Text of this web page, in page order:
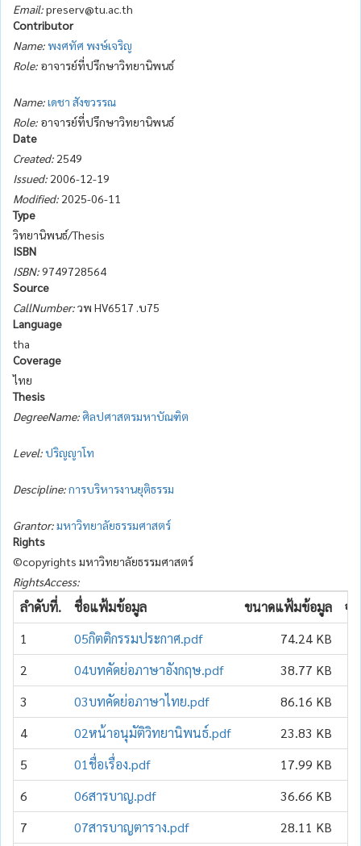
Email:preserv@tu.ac.th
Contributor
Name:พงศทัศ พงษ์เจริญ
Role: อาจารย์ที่ปรึกษาวิทยานิพนธ์
Name:เดชา สังขวรรณ
Role: อาจารย์ที่ปรึกษาวิทยานิพนธ์
Date
Created: 2549
Issued: 2006-12-19
Modified: 2025-06-11
Type
วิทยานิพนธ์/Thesis
ISBN
ISBN:9749728564
Source
CallNumber:วพ HV6517 .บ75
Language
tha
Coverage
ไทย
Thesis
DegreeName: ศิลปศาสตรมหาบัณฑิต
Level:ปริญญาโท
Descipline:การบริหารงานยุติธรรม
Grantor:มหาวิทยาลัยธรรมศาสตร์
Rights
©copyrights มหาวิทยาลัยธรรมศาสตร์
RightsAccess:
ลำดับที่. ชื่อแฟ้มข้อมูล ขนาดแฟ้มข้อมูล
จ
1
05กิตติกรรมประกาศ.pdf
74.24 KB
2
04บทคัดย่อภาษาอังกฤษ.pdf
38.77 KB
3
03บทคัดย่อภาษาไทย.pdf
86.16 KB
4
02หน้าอนุมัติวิทยานิพนธ์.pdf
23.83 KB
5
01ชื่อเรื่อง.pdf
17.99 KB
6
06สารบาญ.pdf
36.66 KB
7
07สารบาญตาราง.pdf
28.11 KB